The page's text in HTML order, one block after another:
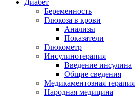
Диабет
Беременность
Глюкоза в крови
Анализы
Показатели
Глюкометр
Инсулинотерапия
Введение инсулина
Общие сведения
Медикаментозная терапия
Народная медицина